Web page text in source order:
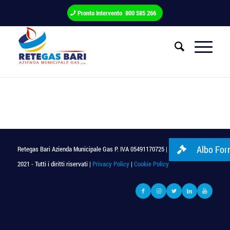
Pronto Intervento 800 585 266
Retegas Bari Azienda Municipale Gas P. IVA 05491170725 | © Copyright
2021 - Tutti i diritti riservati | Privacy Policy| Cookie Policy
Albo